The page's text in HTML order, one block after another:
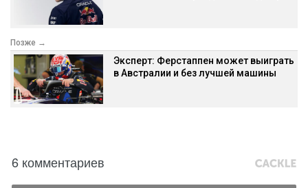
Позже →
Эксперт: Ферстаппен может выиграть
в Австралии и без лучшей машины
6 комментариев